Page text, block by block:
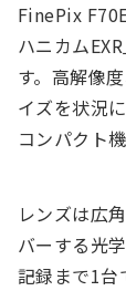
FinePix
ハニカム
す。高解像
イズを状況
コンパクト
レンズは広
バーする光
記録まで1台